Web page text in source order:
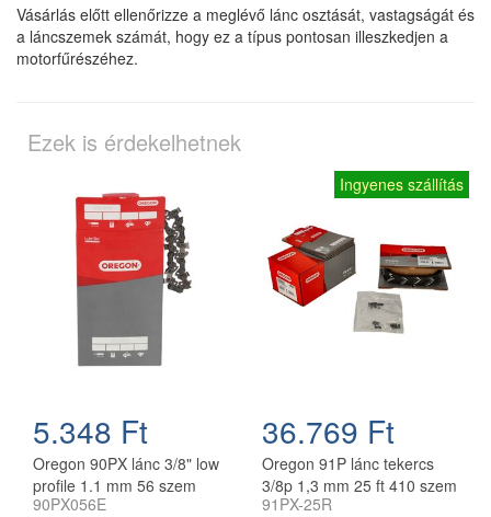
Vásárlás előtt ellenőrizze a meglévő lánc osztását, vastagságát és
a láncszemek számát, hogy ez a típus pontosan illeszkedjen a
motorfűrészéhez.
Ezek is érdekelhetnek
5.348 Ft
Oregon 90PX lánc 3/8" low
profile 1.1 mm 56 szem
90PX056E
Ingyenes szállítás
36.769 Ft
Oregon 91P lánc tekercs
3/8p 1,3 mm 25 ft 410 szem
91PX-25R